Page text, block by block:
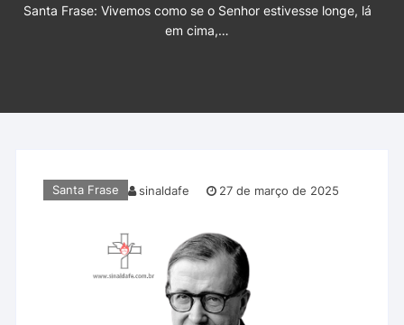
Santa Frase: Vivemos como se o Senhor estivesse longe, lá
em cima,…
Santa Frase sinaldafe 27 de março de 2025